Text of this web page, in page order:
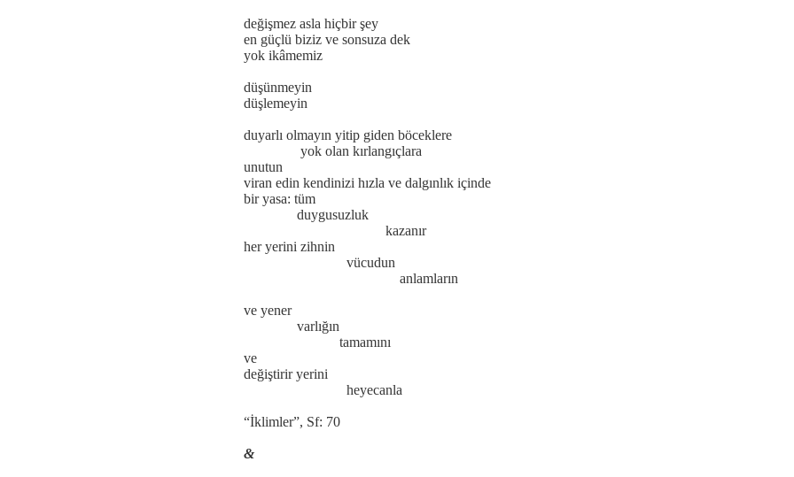
değişmez asla hiçbir şey
en güçlü biziz ve sonsuza dek
yok ikâmemiz
düşünmeyin
düşlemeyin
duyarlı olmayın yitip giden böceklere
yok olan kırlangıçlara
unutun
viran edin kendinizi hızla ve dalgınlık içinde
bir yasa: tüm
duygusuzluk
kazanır
her yerini zihnin
vücudun
anlamların
ve yener
varlığın
tamamını
ve
değiştirir yerini
heyecanla
“İklimler”, Sf: 70
&